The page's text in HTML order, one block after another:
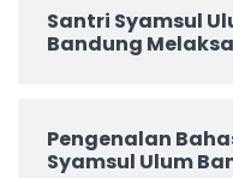
Santri Syamsul
Bandung
Pengenalan
Syamsul Ulum